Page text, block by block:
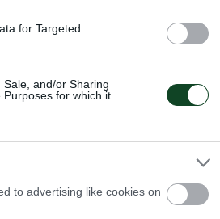
for Targeted
and/or Sharing
for which it
to advertising like cookies on
στους αγώνες τοξοβολίας που
διεξήχθησαν στο Δημοτικό Γήπεδο Νίκαιας,
παρουσία στις κορυφαίες θέσεις